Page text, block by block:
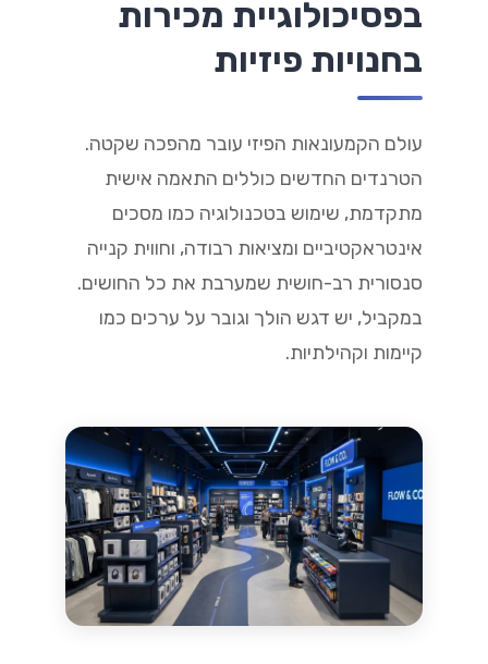
בפסיכולוגיית מכירות
בחנויות פיזיות
עולם הקמעונאות הפיזי עובר מהפכה שקטה.
הטרנדים החדשים כוללים התאמה אישית
מתקדמת, שימוש בטכנולוגיה כמו מסכים
אינטראקטיביים ומציאות רבודה, וחווית קנייה
סנסורית רב-חושית שמערבת את כל החושים.
במקביל, יש דגש הולך וגובר על ערכים כמו
קיימות וקהילתיות.